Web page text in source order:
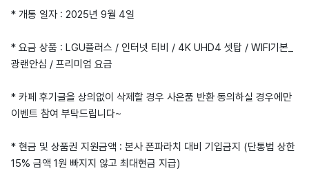
* 개통 일자 : 2025년 9월 4일
* 요금 상품 : LGU플러스 / 인터넷 티비 / 4K UHD4 셋탑 / WIFI기본_
광랜안심 / 프리미엄 요금
* 카페 후기글을 상의없이 삭제할 경우 사은품 반환 동의하실 경우에만
이벤트 참여 부탁드립니다~
* 현금 및 상품권 지원금액 : 본사 폰파라치 대비 기입금지 (단통법 상한
15% 금액 1원 빠지지 않고 최대현금 지급)